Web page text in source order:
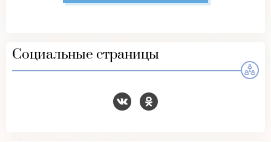
Социальные страницы